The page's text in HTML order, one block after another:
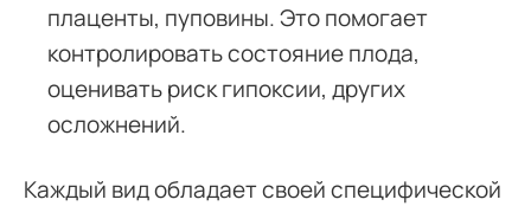
плаценты, пуповины. Это помогает
контролировать состояние плода,
оценивать риск гипоксии, других
осложнений.
Каждый вид обладает своей специфической